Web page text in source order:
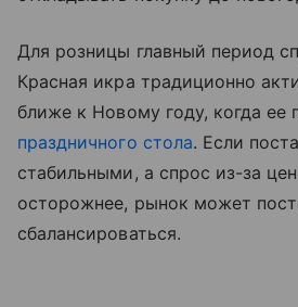
Для розницы главный период
Красная икра традиционно
ближе к Новому году, когда ее
праздничного стола. Если
стабильными, а спрос из-за
осторожнее, рынок может
сбалансироваться.